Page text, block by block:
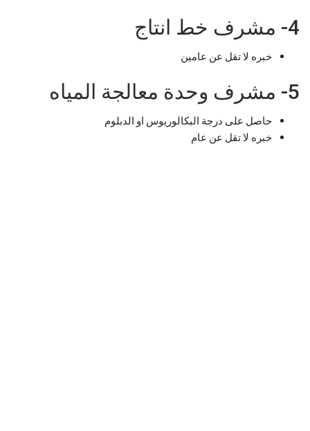
4- مشرف خط انتاج
خبره لا تقل عن عامين
5- مشرف وحدة معالجة المياه
حاصل على درجة البكالوريوس او الدبلوم
خبره لا تقل عن عام